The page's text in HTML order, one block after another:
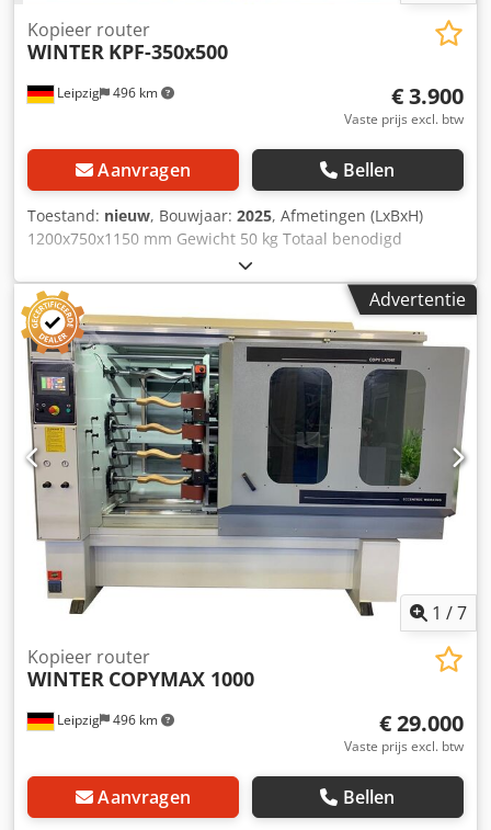
Leipzig 496 km
Kopieer router
WINTER KPF-350x500
€ 3.900
Vaste prijs excl. btw
Aanvragen Bellen
Toestand: nieuw, Bouwjaar: 2025, Afmetingen (LxBxH)
1200x750x1150 mm Gewicht 50 kg Totaal benodigd
vermogen 1,05 kW Kopieerfrees KPF-350x500 Professioneel
snijden – geschikt voor het kopiëren van figuren,
afbeeldingen en letters, ongeacht of het uit hout, metaal,
steen, kunststof of andere vaste materialen is. - De ideale
machine voor professionele en hobbysnijders - Kopiëren
van figuren - Kopiëren van afbeeldingen en opschriften -
Maximale freeslengte 500 mm - Maximale freesbreedte
350 mm - Gereedschapopname: spantang 8 mm -
Spanhals 43 mm - Elektronische freesmotor 1050 W met
volledige golf elektronica, hierdoor altijd materiaalgeschikt
werken - Toerental 10.000 - 32.000 t/min - Afmetingen
(LxBxH) 1200 x 750 x 1150 mm - Gewicht ca. 50 kg Csdovz
Hkyspfx Ah Ueha - Solide, robuuste en trillingsarme
constructie - Eenvoudig in gebruik - Onderhoudsvrije,
nastelbare lineaire geleidingen - Lange levensduur - Made
in GERMANY
Advertentie
1 /7
Leipzig 496 km
Kopieer router
WINTER COPYMAX 1000
€ 29.000
Vaste prijs excl. btw
Aanvragen Bellen